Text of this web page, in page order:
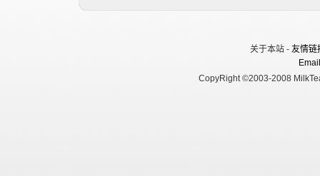
关于本站 - 友情链
CopyRight ©2003-2008